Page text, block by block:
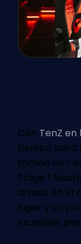
Con TenZ en
tiempo para
torneo con el
Stage 1
arrasó en la
lugar y un
increíble,